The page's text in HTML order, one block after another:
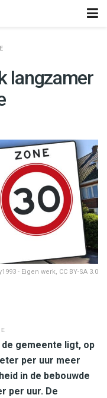
langzamer
- Eigen werk, CC BY-SA 3.0
de gemeente ligt, op
per uur meer
in de bebouwde
per uur. De